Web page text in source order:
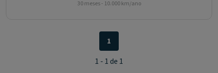
30 meses - 10.000 km/ano
1
1 - 1 de 1